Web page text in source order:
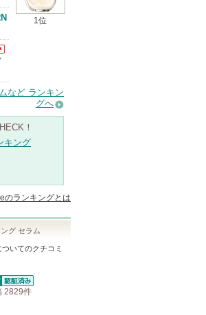
1位
など ランキン
グへ
！
キング
のランキングとは
グ セラム
ついてのクチコミ
済
2829件